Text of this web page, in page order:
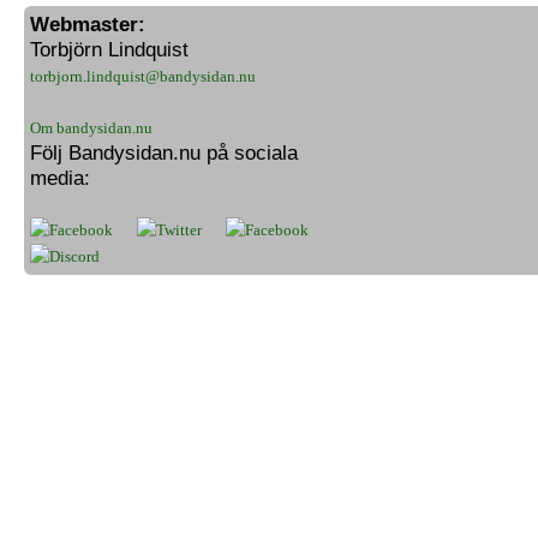
Webmaster:
Torbjörn Lindquist
torbjorn.lindquist@bandysidan.nu
Om bandysidan.nu
Följ Bandysidan.nu på sociala
media: